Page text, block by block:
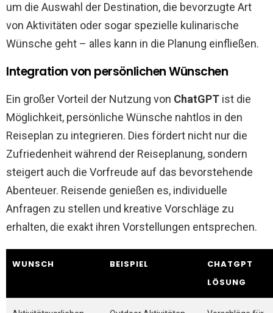
um die Auswahl der Destination, die bevorzugte Art
von Aktivitäten oder sogar spezielle kulinarische
Wünsche geht – alles kann in die Planung einfließen.
Integration von persönlichen Wünschen
Ein großer Vorteil der Nutzung von ChatGPT ist die
Möglichkeit, persönliche Wünsche nahtlos in den
Reiseplan zu integrieren. Dies fördert nicht nur die
Zufriedenheit während der Reiseplanung, sondern
steigert auch die Vorfreude auf das bevorstehende
Abenteuer. Reisende genießen es, individuelle
Anfragen zu stellen und kreative Vorschläge zu
erhalten, die exakt ihren Vorstellungen entsprechen.
WUNSCH BEISPIEL
CHATGPT
LÖSUNG